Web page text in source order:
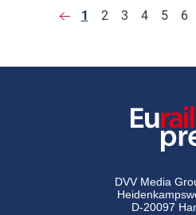
1 2 3 4 5 6
DVV Media
D-20097